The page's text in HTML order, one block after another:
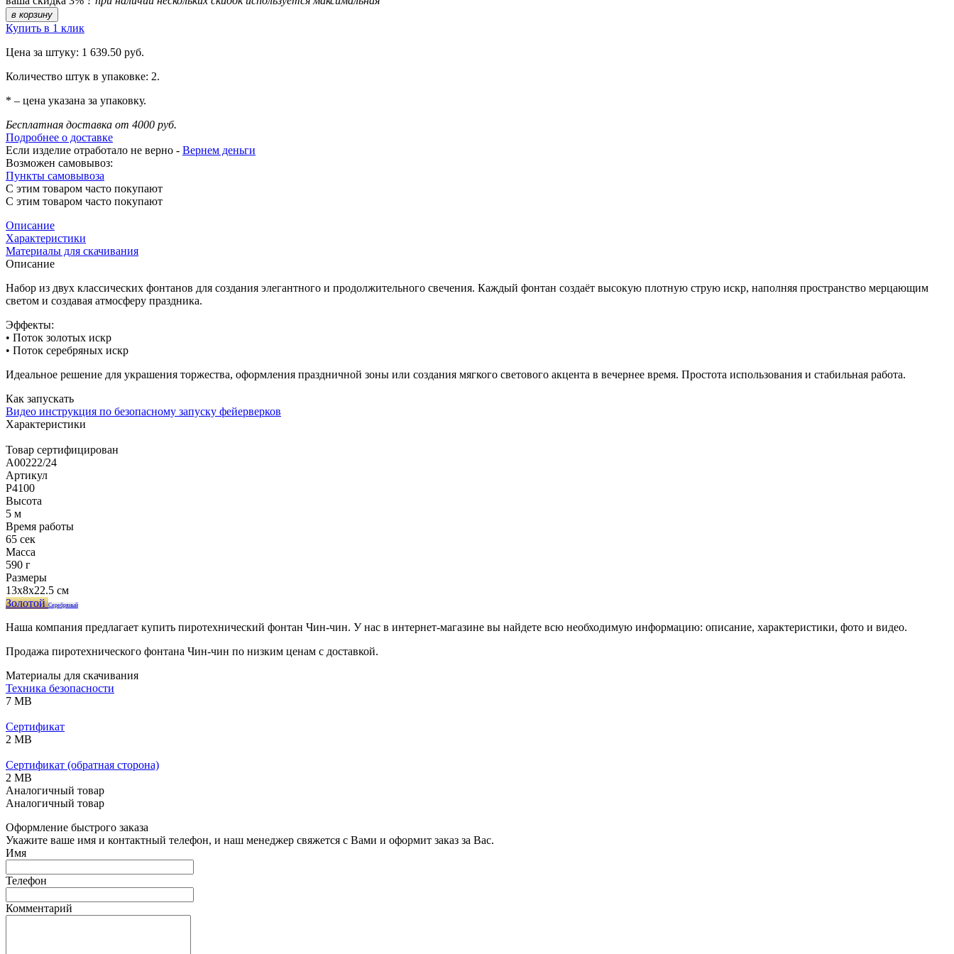
в корзину
Купить в 1 клик
Цена за штуку: 1 639.50 руб.
Количество штук в упаковке: 2.
* – цена указана за упаковку.
Бесплатная доставка от 4000 руб.
Подробнее о доставке
Если изделие отработало не верно - Вернем деньги
Возможен самовывоз:
Пункты самовывоза
С этим товаром часто покупают
С этим товаром часто покупают
Описание
Характеристики
Материалы для скачивания
Описание
Набор из двух классических фонтанов для создания элегантного и продолжительного свечения. Каждый фонтан создаёт высокую плотную струю искр, наполняя пространство мерцающим
светом и создавая атмосферу праздника.
Эффекты:
• Поток золотых искр
• Поток серебряных искр
Идеальное решение для украшения торжества, оформления праздничной зоны или создания мягкого светового акцента в вечернее время. Простота использования и стабильная работа.
Как запускать
Видео инструкция по безопасному запуску фейерверков
Характеристики
Товар сертифицирован
A00222/24
Артикул
Р4100
Высота
5 м
Время работы
65 сек
Масса
590 г
Размеры
13x8x22.5 см
ЗолотойСеребряный
Наша компания предлагает купить пиротехнический фонтан Чин-чин. У нас в интернет-магазине вы найдете всю необходимую информацию: описание, характеристики, фото и видео.
Продажа пиротехнического фонтана Чин-чин по низким ценам с доставкой.
Материалы для скачивания
Техника безопасности
7 MB
Сертификат
2 MB
Сертификат (обратная сторона)
2 MB
Аналогичный товар
Аналогичный товар
Оформление быстрого заказа
Укажите ваше имя и контактный телефон, и наш менеджер свяжется с Вами и оформит заказ за Вас.
Имя
Телефон
Комментарий